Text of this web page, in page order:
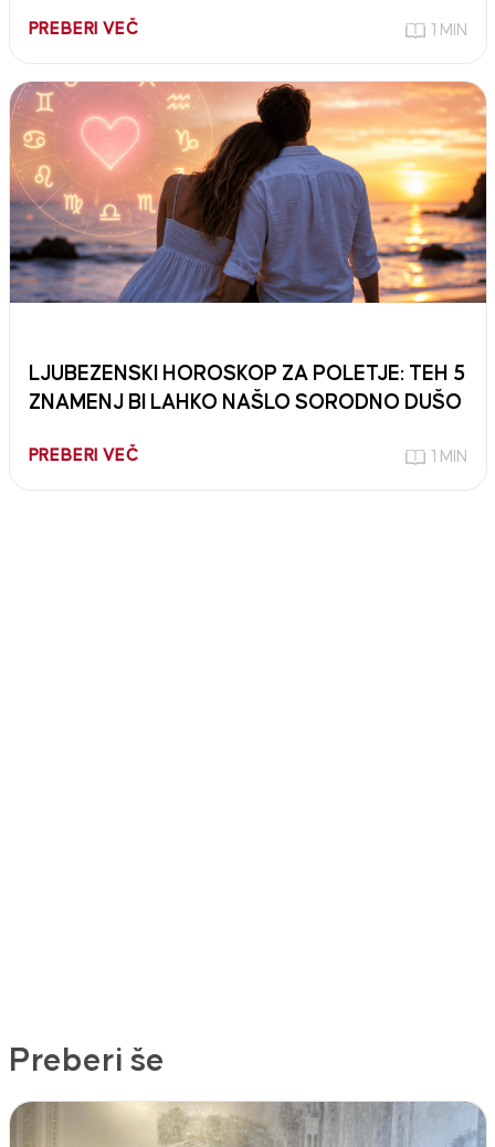
PREBERI VEČ 1 MIN
LJUBEZENSKI HOROSKOP ZA POLETJE: TEH 5
ZNAMENJ BI LAHKO NAŠLO SORODNO DUŠO
PREBERI VEČ 1 MIN
Preberi še